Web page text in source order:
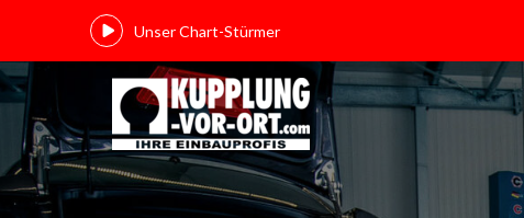
Unser Chart-Stürmer